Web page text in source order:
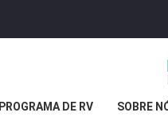
PROGRAMA DE RV SOBRE